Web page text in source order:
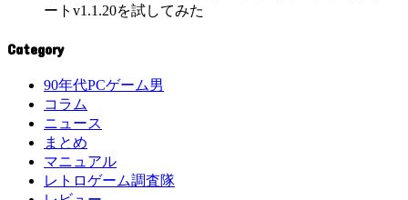
ートv1.1.20を試してみた
Category
90年代PCゲーム男
コラム
ニュース
まとめ
マニュアル
レトロゲーム調査隊